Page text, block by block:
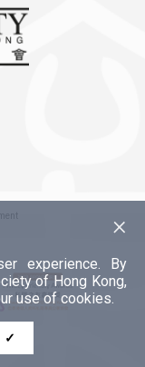
×
experience. By
of Hong Kong,
use of cookies.
✓